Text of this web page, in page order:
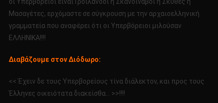
Μασαγέτες, ερχόμαστε σε σύγκρουση με την αρχαιοελληνική
γραμματεία που αναφέρει ότι οι Υπερβόρειοι μιλούσαν
ΕΛΛΗΝΙΚΑ!!!!
Διαβάζουμε στον Διόδωρο:
<< Έχειν δε τους Υπερβορείους τίνα διάλεκτον, και προς τους
Έλληνες οικειότατα διακείσθα… >>!!!!